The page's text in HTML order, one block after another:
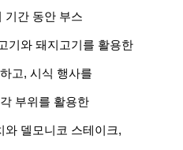
기간 동안 부스
기와 돼지고기를 활용한
고, 시식 행사를
부위를 활용한
와 델모니코 스테이크,